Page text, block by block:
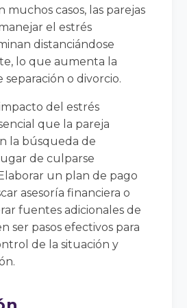
muchos casos, las parejas
el estrés
distanciándose
lo que aumenta la
o divorcio.
del estrés
que la pareja
la búsqueda de
de culparse
un plan de pago
asesoría financiera o
fuentes adicionales de
ser pasos efectivos para
de la situación y